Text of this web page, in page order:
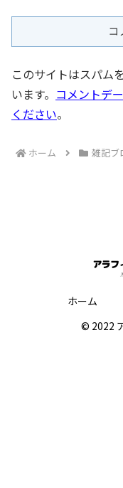
コ
このサイトはスパム
います。 コメントデ
ください。
ホーム 雑記ブ
ホーム
© 2022